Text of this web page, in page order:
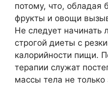
потому, что,
фрукты и овощи
Не следует начинать
строгой диеты с
калорийности пищи.
терапии служат
массы тела не